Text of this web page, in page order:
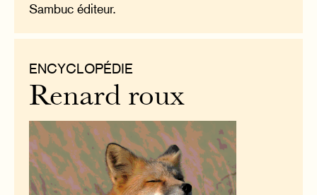
Sambuc éditeur.
ENCYCLOPÉDIE
Renard roux